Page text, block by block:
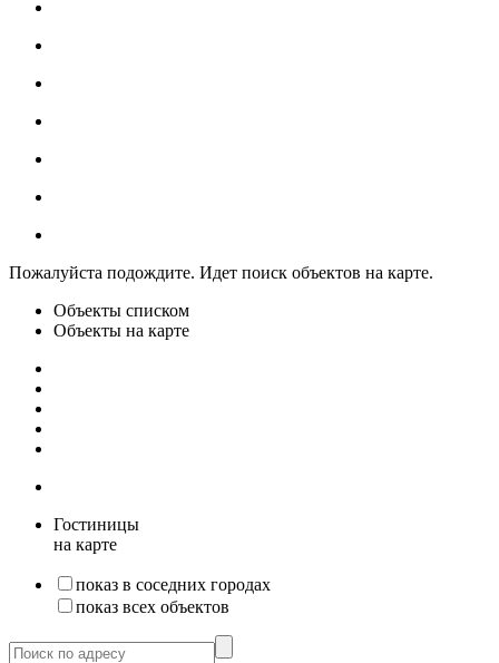
Пожалуйста подождите. Идет поиск объектов на карте.
Объекты списком
Объекты на карте
Гостиницы
на карте
показ в соседних городах
показ всех объектов